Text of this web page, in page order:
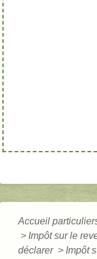
Accueil
> Impôt sur le
déclarer > Impôt